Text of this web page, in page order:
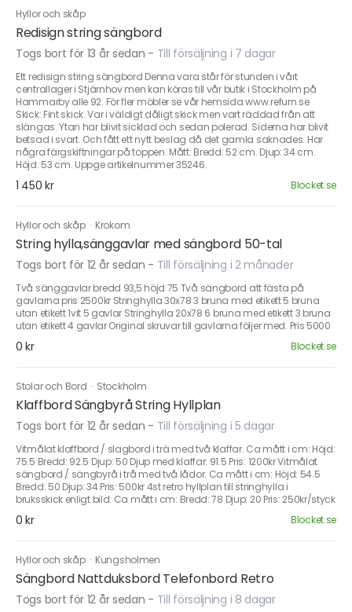
Hyllor och skåp
Redisign string sängbord
Togs bort för 13 år sedan - Till försäljning i 7 dagar
Ett redisign string sängbord Denna vara står för stunden i vårt
centrallager i Stjärnhov men kan köras till vår butik i Stockholm på
Hammarby alle 92. För fler möbler se vår hemsida www.refurn.se
Skick: Fint skick. Var i väldigt dåligt skick men vart räddad från att
slängas. Ytan har blivit sicklad och sedan polerad. Siderna har blivit
betsad i svart. Och fått ett nytt beslag då det gamla saknades. Har
några färgskiftningar på toppen. Mått: Bredd: 52 cm. Djup: 34 cm.
Höjd: 53 cm. Uppge artikelnummer 35246.
1 450 kr Blocket.se
Hyllor och skåp · Krokom
String hylla,sänggavlar med sängbord 50-tal
Togs bort för 12 år sedan - Till försäljning i 2 månader
Två sänggavlar bredd 93,5 höjd 75 Två sängbord att fästa på
gavlarna pris 2500kr Stringhylla 30x78 3 bruna med etikett 5 bruna
utan etikett 1vit 5 gavlar Stringhylla 20x78 6 bruna med etikett 3 bruna
utan etikett 4 gavlar Original skruvar till gavlarna följer med. Pris 5000
0 kr Blocket.se
Stolar och Bord · Stockholm
Klaffbord Sängbyrå String Hyllplan
Togs bort för 12 år sedan - Till försäljning i 5 dagar
Vitmålat klaffbord / slagbord i trä med två klaffar. Ca mått i cm: Höjd:
75.5 Bredd: 92.5 Djup: 50 Djup med klaffar: 91.5 Pris: 1200kr Vitmålat
sängbord / sängbyrå i trå med två lådor. Ca mått i cm: Höjd: 54.5
Bredd: 50 Djup: 34 Pris: 500kr 4st retro hyllplan till stringhylla i
bruksskick enligt bild. Ca mått i cm: Bredd: 78 Djup: 20 Pris: 250kr/styck
0 kr Blocket.se
Hyllor och skåp · Kungsholmen
Sängbord Nattduksbord Telefonbord Retro
Togs bort för 12 år sedan - Till försäljning i 8 dagar